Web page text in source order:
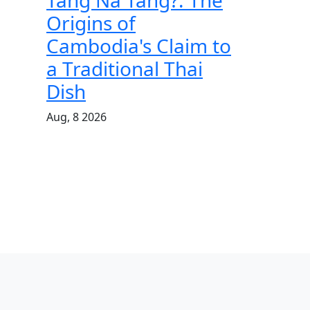
Origins of
Cambodia's Claim to
a Traditional Thai
Dish
Aug, 8 2026